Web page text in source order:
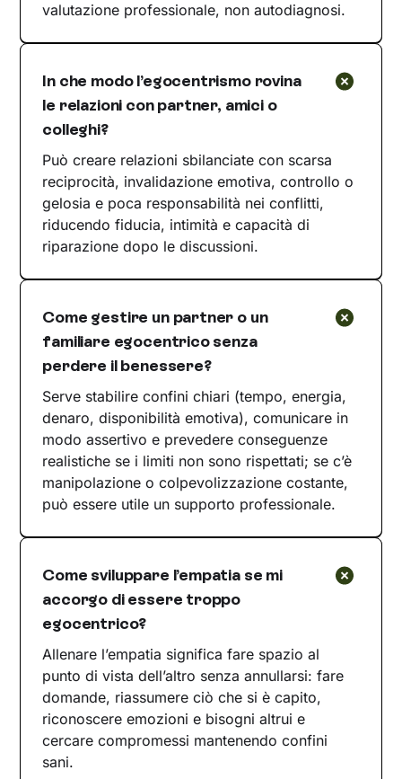
valutazione professionale, non autodiagnosi.
In che modo l’egocentrismo rovina
le relazioni con partner, amici o
colleghi?
Può creare relazioni sbilanciate con scarsa
reciprocità, invalidazione emotiva, controllo o
gelosia e poca responsabilità nei conflitti,
riducendo fiducia, intimità e capacità di
riparazione dopo le discussioni.
Come gestire un partner o un
familiare egocentrico senza
perdere il benessere?
Serve stabilire confini chiari (tempo, energia,
denaro, disponibilità emotiva), comunicare in
modo assertivo e prevedere conseguenze
realistiche se i limiti non sono rispettati; se c’è
manipolazione o colpevolizzazione costante,
può essere utile un supporto professionale.
Come sviluppare l’empatia se mi
accorgo di essere troppo
egocentrico?
Allenare l’empatia significa fare spazio al
punto di vista dell’altro senza annullarsi: fare
domande, riassumere ciò che si è capito,
riconoscere emozioni e bisogni altrui e
cercare compromessi mantenendo confini
sani.